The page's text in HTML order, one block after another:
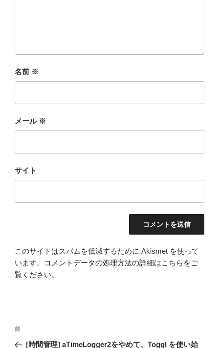
名前 ※
メール ※
サイト
このサイトはスパムを低減するために Akismet を使って
います。
コメントデータの処理方法の詳細はこちらをご
覧ください。
投
前
の
前
[時間管理] aTimeLogger2をやめて、Toggl を使い始